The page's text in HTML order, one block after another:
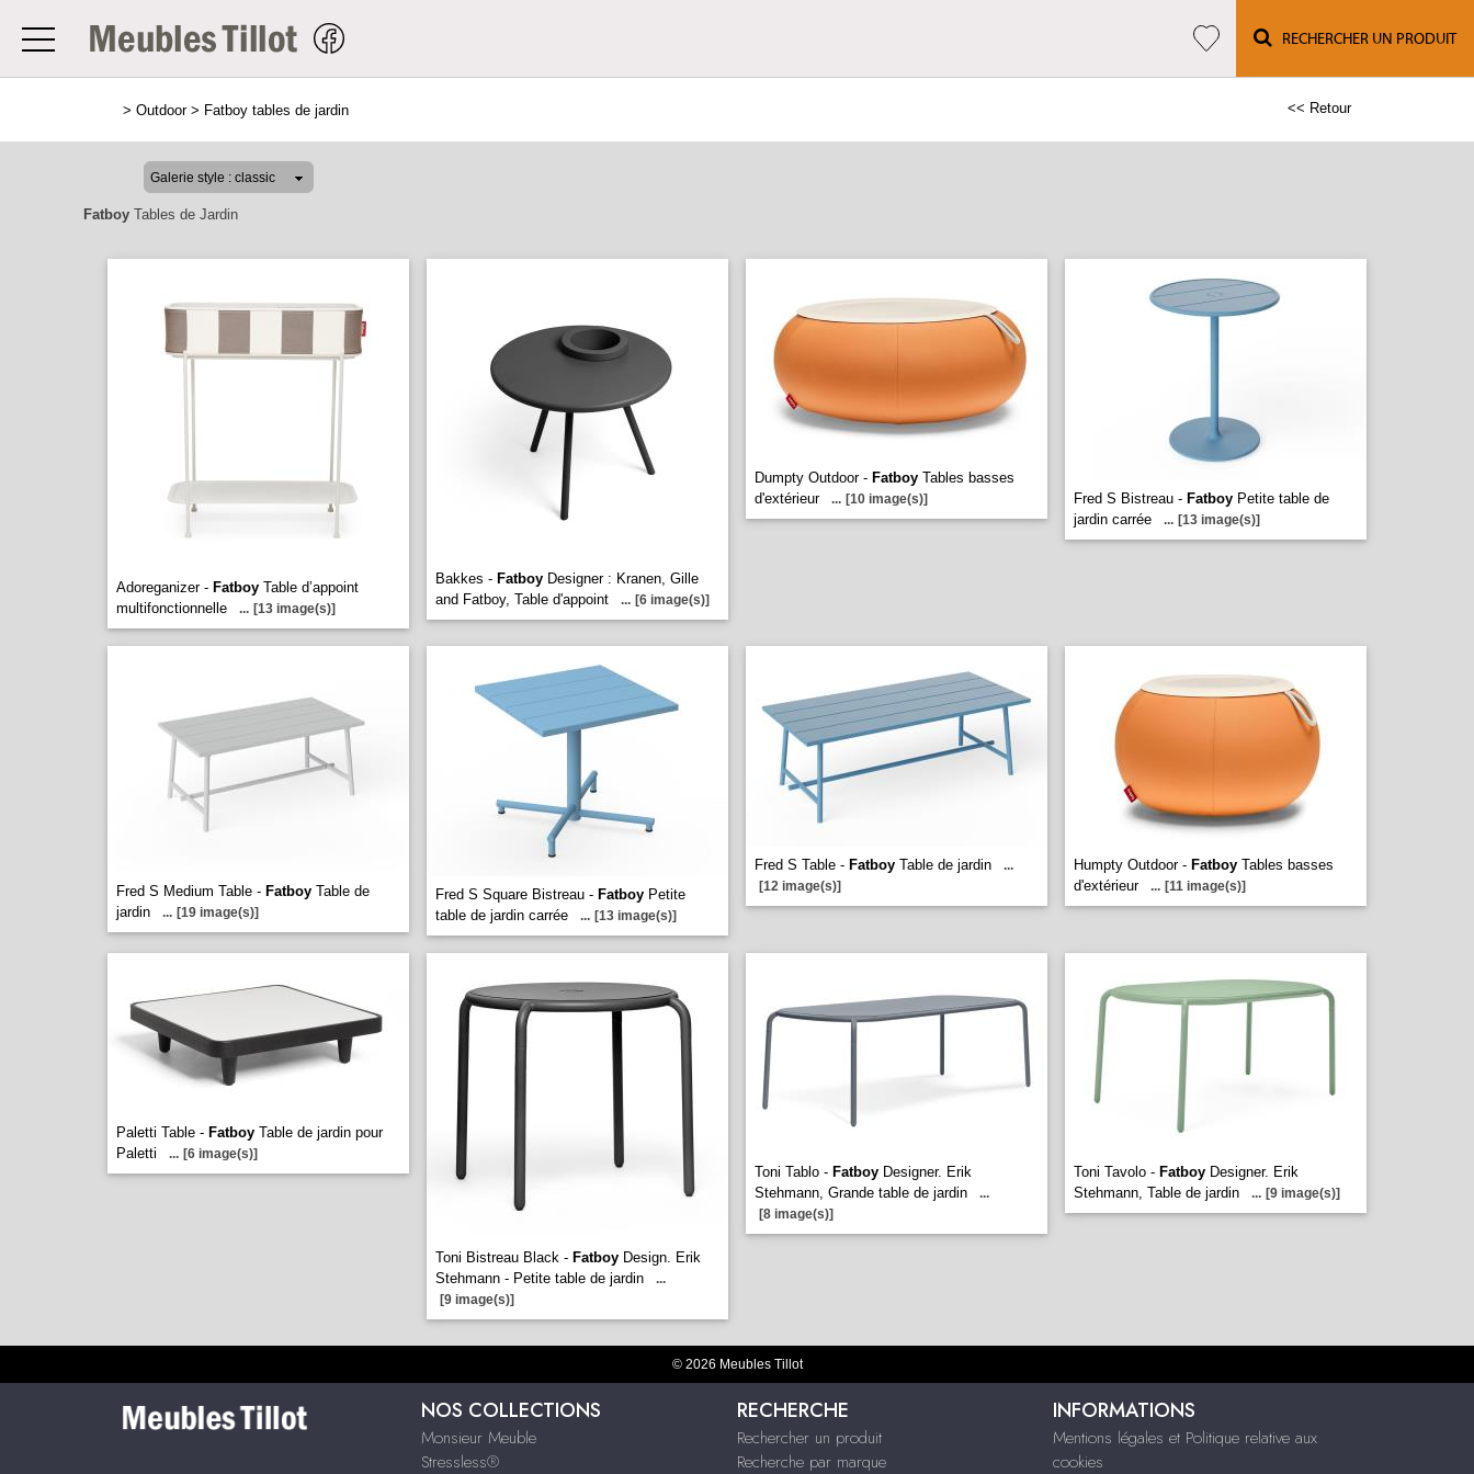
RECHERCHER UN PRODUIT
> Outdoor> Fatboy tables de jardin << Retour
Fatboy Tables de Jardin
Adoreganizer - Fatboy Table d’appoint
multifonctionnelle
... [13 image(s)]
Bakkes - Fatboy Designer : Kranen, Gille
and Fatboy, Table d'appoint
... [6 image(s)]
Dumpty Outdoor - Fatboy Tables basses
d'extérieur
... [10 image(s)] Fred S Bistreau - Fatboy Petite table de
jardin carrée
... [13 image(s)]
Fred S Medium Table - Fatboy Table de
jardin
... [19 image(s)]
Fred S Square Bistreau - Fatboy Petite
table de jardin carrée
... [13 image(s)]
Fred S Table - Fatboy Table de jardin
...
[12 image(s)]
Humpty Outdoor - Fatboy Tables basses
d'extérieur
... [11 image(s)]
Paletti Table - Fatboy Table de jardin pour
Paletti
... [6 image(s)]
Toni Bistreau Black - Fatboy Design. Erik
Stehmann - Petite table de jardin
...
[9 image(s)]
Toni Tablo - Fatboy Designer. Erik
Stehmann, Grande table de jardin
...
[8 image(s)]
Toni Tavolo - Fatboy Designer. Erik
Stehmann, Table de jardin
... [9 image(s)]
© 2026 Meubles Tillot
NOS COLLECTIONS
Monsieur Meuble
Stressless®
RECHERCHE
Rechercher un produit
Recherche par marque
INFORMATIONS
Mentions légales et Politique relative aux
cookies